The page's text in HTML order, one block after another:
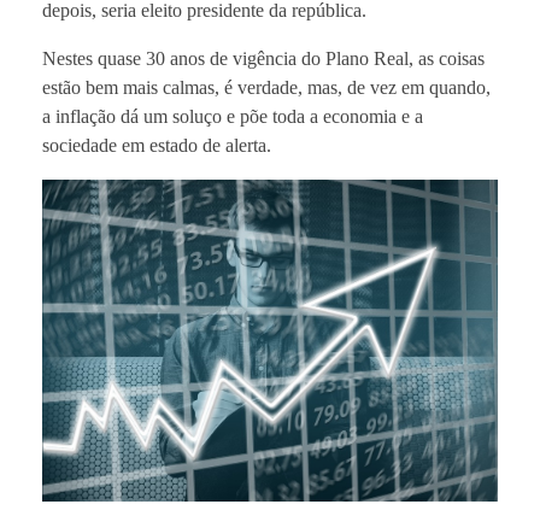
depois, seria eleito presidente da república.
Nestes quase 30 anos de vigência do Plano Real, as coisas
estão bem mais calmas, é verdade, mas, de vez em quando,
a inflação dá um soluço e põe toda a economia e a
sociedade em estado de alerta.